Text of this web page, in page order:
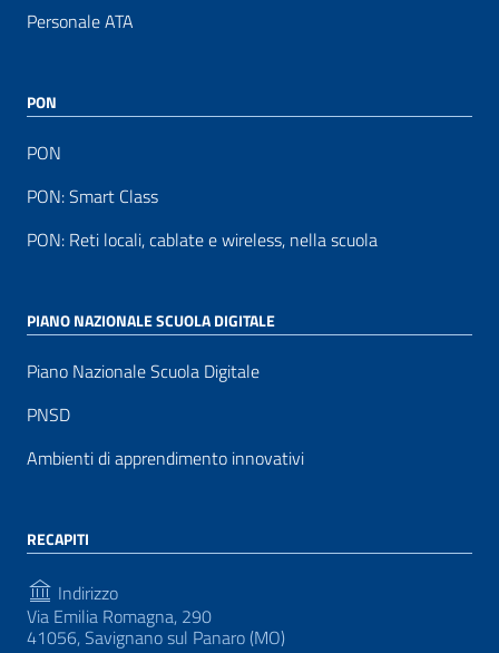
Personale ATA
PON
PON
PON: Smart Class
PON: Reti locali, cablate e wireless, nella scuola
PIANO NAZIONALE SCUOLA DIGITALE
Piano Nazionale Scuola Digitale
PNSD
Ambienti di apprendimento innovativi
RECAPITI
Indirizzo
Via Emilia Romagna, 290
41056, Savignano sul Panaro (MO)